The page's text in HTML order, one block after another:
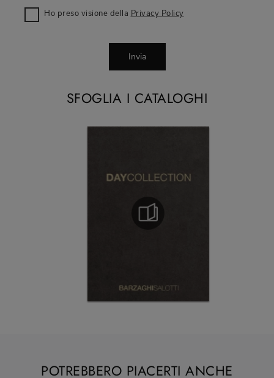
SFOGLIA I CATALOGHI
Ho preso visione della Privacy Policy
Invia
POTREBBERO PIACERTI ANCHE